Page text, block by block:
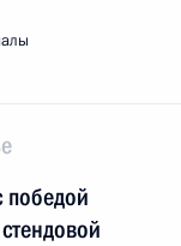
победой